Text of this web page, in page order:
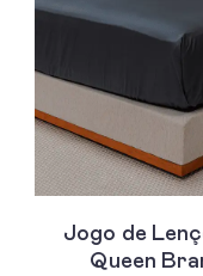
Jogo de
Queen